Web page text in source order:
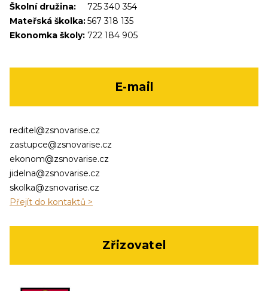
Školní družina:
725 340 354
Mateřská školka:567 318 135
Ekonomka školy: 722 184 905
E-mail
reditel@zsnovarise.cz
zastupce@zsnovarise.cz
ekonom@zsnovarise.cz
jidelna@zsnovarise.cz
skolka@zsnovarise.cz
Přejít do kontaktů >
Zřizovatel